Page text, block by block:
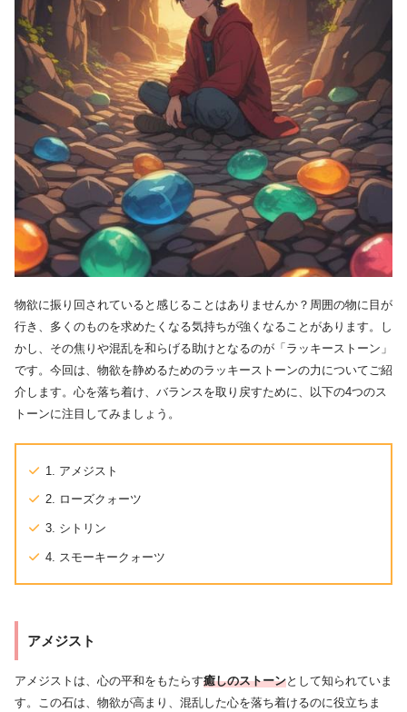
物欲に振り回されていると感じることはありませんか？周囲の物に目が
行き、多くのものを求めたくなる気持ちが強くなることがあります。し
かし、その焦りや混乱を和らげる助けとなるのが「ラッキーストーン」
です。今回は、物欲を静めるためのラッキーストーンの力についてご紹
介します。心を落ち着け、バランスを取り戻すために、以下の4つのス
トーンに注目してみましょう。
1. アメジスト
2. ローズクォーツ
3. シトリン
4. スモーキークォーツ
アメジスト
アメジストは、心の平和をもたらす癒しのストーンとして知られていま
す。この石は、物欲が高まり、混乱した心を落ち着けるのに役立ちま